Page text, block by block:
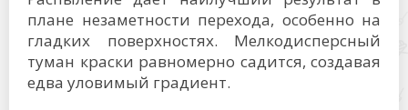
плане незаметности перехода, особенно на
гладких поверхностях. Мелкодисперсный
туман краски равномерно садится, создавая
едва уловимый градиент.